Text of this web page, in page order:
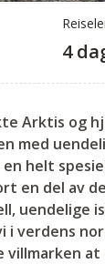
4
Arktis og
med
en helt
en del av
uendelige
i verdens
villmarken